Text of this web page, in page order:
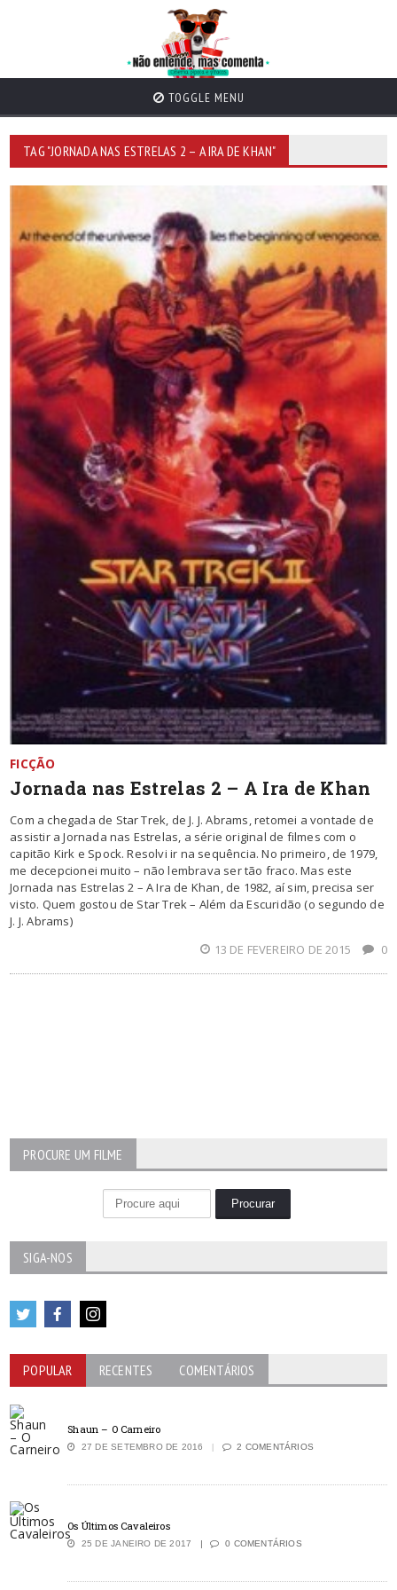
TOGGLE MENU
TAG "JORNADA NAS ESTRELAS 2 – A IRA DE KHAN"
FICÇÃO
Jornada nas Estrelas 2 – A Ira de Khan
Com a chegada de Star Trek, de J. J. Abrams, retomei a vontade de
assistir a Jornada nas Estrelas, a série original de filmes com o
capitão Kirk e Spock. Resolvi ir na sequência. No primeiro, de 1979,
me decepcionei muito – não lembrava ser tão fraco. Mas este
Jornada nas Estrelas 2 – A Ira de Khan, de 1982, aí sim, precisa ser
visto. Quem gostou de Star Trek – Além da Escuridão (o segundo de
J. J. Abrams)
13 DE FEVEREIRO DE 2015
0
PROCURE UM FILME
SIGA-NOS
POPULAR RECENTES COMENTÁRIOS
Shaun – O Carneiro
27 DE SETEMBRO DE 2016 2 COMENTÁRIOS
Os Últimos Cavaleiros
25 DE JANEIRO DE 2017 0 COMENTÁRIOS